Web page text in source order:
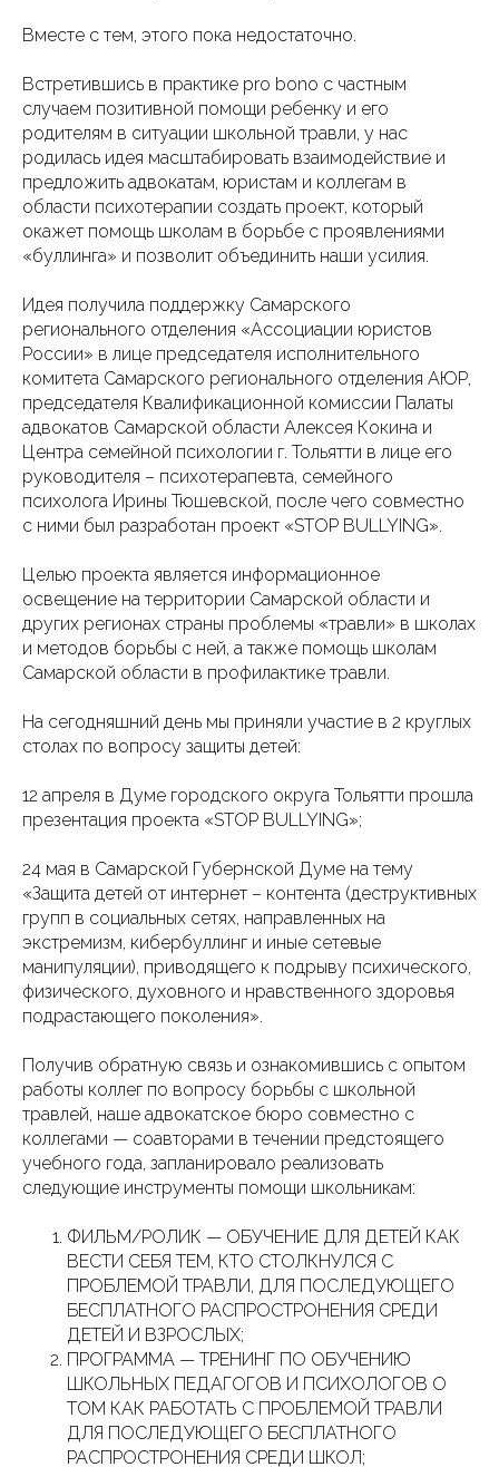
Вместе с тем, этого пока недостаточно.
Встретившись в практике pro bono c частным
случаем позитивной помощи ребенку и его
родителям в ситуации школьной травли, у нас
родилась идея масштабировать взаимодействие и
предложить адвокатам, юристам и коллегам в
области психотерапии создать проект, который
окажет помощь школам в борьбе с проявлениями
«буллинга» и позволит объединить наши усилия.
Идея получила поддержку Самарского
регионального отделения «Ассоциации юристов
России» в лице председателя исполнительного
комитета Самарского регионального отделения АЮР,
председателя Квалификационной комиссии Палаты
адвокатов Самарской области Алексея Кокина и
Центра семейной психологии г. Тольятти в лице его
руководителя – психотерапевта, семейного
психолога Ирины Тюшевской, после чего совместно
с ними был разработан проект «STOP BULLYING».
Целью проекта является информационное
освещение на территории Самарской области и
других регионах страны проблемы «травли» в школах
и методов борьбы с ней, а также помощь школам
Самарской области в профилактике травли.
На сегодняшний день мы приняли участие в 2 круглых
столах по вопросу защиты детей:
12 апреля в Думе городского округа Тольятти прошла
презентация проекта «STOP BULLYING»;
24 мая в Самарской Губернской Думе на тему
«Защита детей от интернет – контента (деструктивных
групп в социальных сетях, направленных на
экстремизм, кибербуллинг и иные сетевые
манипуляции), приводящего к подрыву психического,
физического, духовного и нравственного здоровья
подрастающего поколения».
Получив обратную связь и ознакомившись с опытом
работы коллег по вопросу борьбы с школьной
травлей, наше адвокатское бюро совместно с
коллегами — соавторами в течении предстоящего
учебного года, запланировало реализовать
следующие инструменты помощи школьникам:
ФИЛЬМ/РОЛИК — ОБУЧЕНИЕ ДЛЯ ДЕТЕЙ КАК
ВЕСТИ СЕБЯ ТЕМ, КТО СТОЛКНУЛСЯ С
ПРОБЛЕМОЙ ТРАВЛИ, ДЛЯ ПОСЛЕДУЮЩЕГО
БЕСПЛАТНОГО РАСПРОСТРОНЕНИЯ СРЕДИ
ДЕТЕЙ И ВЗРОСЛЫХ;
ПРОГРАММА — ТРЕНИНГ ПО ОБУЧЕНИЮ
ШКОЛЬНЫХ ПЕДАГОГОВ И ПСИХОЛОГОВ О
ТОМ КАК РАБОТАТЬ С ПРОБЛЕМОЙ ТРАВЛИ
ДЛЯ ПОСЛЕДУЮЩЕГО БЕСПЛАТНОГО
РАСПРОСТРОНЕНИЯ СРЕДИ ШКОЛ;